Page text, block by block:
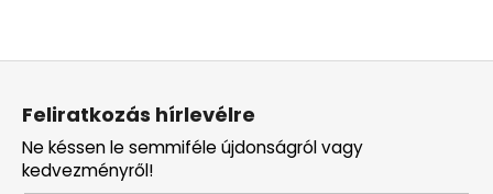
L
Feliratkozás hírlevélre
Ne késsen le semmiféle újdonságról vagy
kedvezményről!